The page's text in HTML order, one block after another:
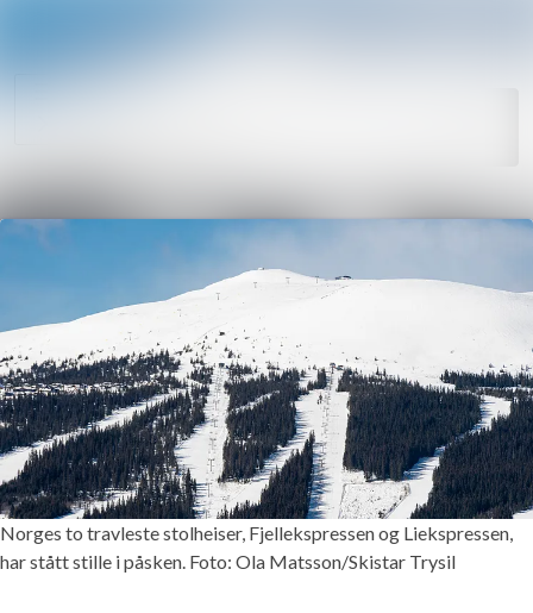
Norges to travleste stolheiser, Fjellekspressen og Liekspressen,
har stått stille i påsken. Foto: Ola Matsson/Skistar Trysil